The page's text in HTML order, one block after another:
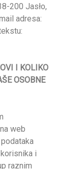
200 Jasło,
adresa:
I KOLIKO
OSOBNE
web
i
raznim